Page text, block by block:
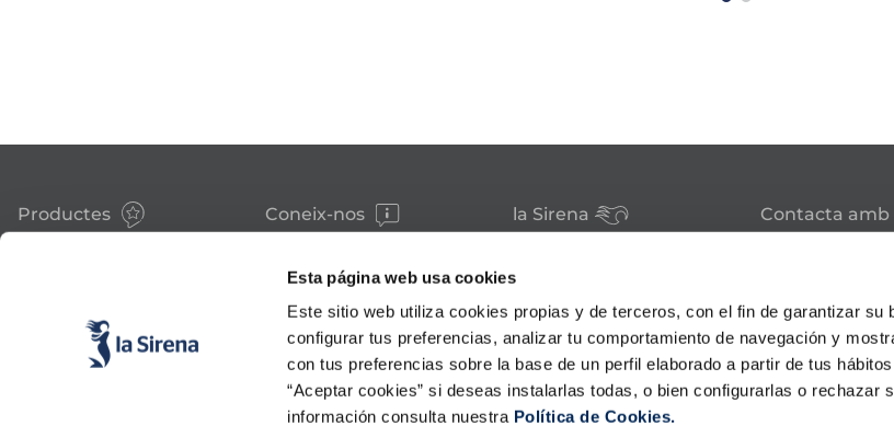
Esta página web usa cookies
Este sitio web utiliza cookies propias y de terceros, con el fin de garantizar su
configurar tus preferencias, analizar tu comportamiento de navegación y
con tus preferencias sobre la base de un perfil elaborado a partir de tus
“Aceptar cookies” si deseas instalarlas todas, o bien configurarlas o rechazar
información consulta nuestra Política de Cookies.
Productes
Gelats i postres
Coneix-nos
Valors
Premsa
Treballa amb nosaltres
Blog
Esdeveniments
FAQs (preguntes freqüents)
la Sirena
Familia nombrosa
Botigues
Avís legal
Política de privacitat
Condicions de compra
Política de cookies
Promocions - Bases legals
Contacta amb
900 21 06
De dilluns a
Algunes